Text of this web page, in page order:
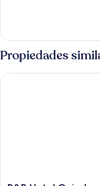
STANDARD
Propiedades
B&B Hotel Oviedo